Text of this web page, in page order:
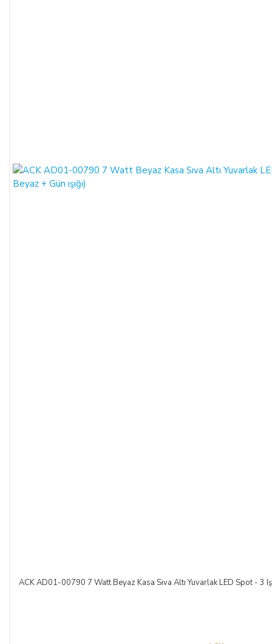
ACK AD01-00790 7 Watt Beyaz Kasa Sıva Altı Yuvarlak LED Spot - 3